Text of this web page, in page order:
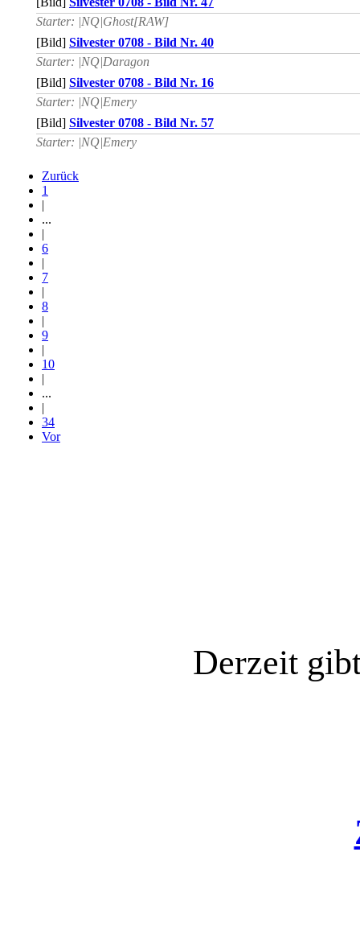
Starter: |NQ|Ghost[RAW]
[Bild] Silvester 0708 - Bild Nr. 40
Starter: |NQ|Daragon
[Bild] Silvester 0708 - Bild Nr. 16
Starter: |NQ|Emery
[Bild] Silvester 0708 - Bild Nr. 57
Starter: |NQ|Emery
Zurück
1
|
...
|
6
|
7
|
8
|
9
|
10
|
...
|
34
Vor
Derzeit